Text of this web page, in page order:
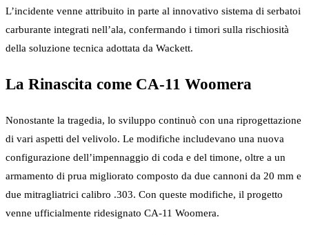
L’incidente venne attribuito in parte al innovativo sistema di serbatoi
carburante integrati nell’ala, confermando i timori sulla rischiosità
della soluzione tecnica adottata da Wackett.
La Rinascita come CA-11 Woomera
Nonostante la tragedia, lo sviluppo continuò con una riprogettazione
di vari aspetti del velivolo. Le modifiche includevano una nuova
configurazione dell’impennaggio di coda e del timone, oltre a un
armamento di prua migliorato composto da due cannoni da 20 mm e
due mitragliatrici calibro .303. Con queste modifiche, il progetto
venne ufficialmente ridesignato CA-11 Woomera.